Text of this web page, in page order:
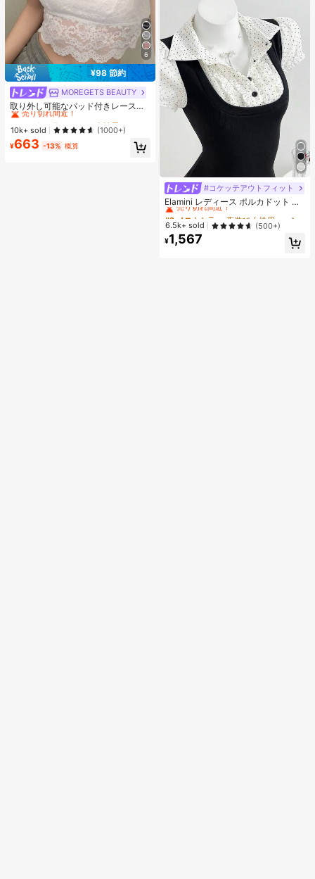
6
¥98 節約
MOREGETS BEAUTY
取り外し可能なパッド付きレースキ
ャミソール、多用途ノースリーブア
ンダーシャツ、女性向け、新学期、
クリスマス、春節、カジュアルホワ
イトサマー、シック&エレガント
#1 ベストセラー
モスク 女性用タンクトップ&キャミス
売り切れ間近！
#1 ベストセラー
売り切れ間近！
#1 ベストセラー
売り切れ間近！
#1 ベストセラー
10k+ sold (1000+)
¥663 -13% 概算
#コケッテアウトフィット
Elamini レディース ポルカドット パ
ッチワーク レーストリム 配色 ウエ
スト ショートスリーブ トップス 夏
用
#2 ベストセラー
夜遊び 女性用ブラウス
売り切れ間近！
#2 ベストセラー
売り切れ間近！
#2 ベストセラー
売り切れ間近！
#2 ベストセラー
6.5k+ sold (500+)
¥1,567